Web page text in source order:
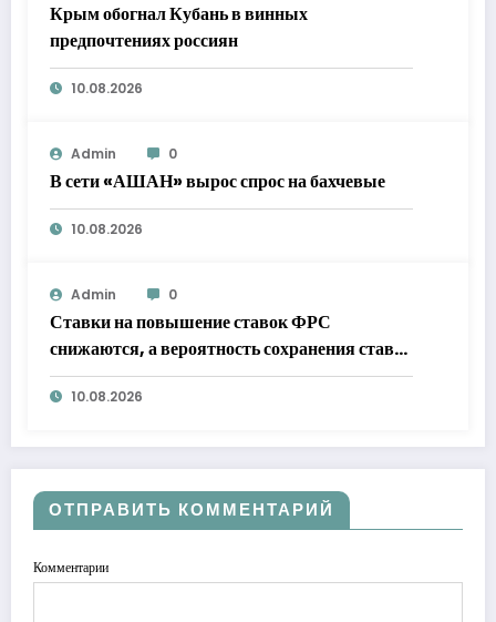
Крым обогнал Кубань в винных
предпочтениях россиян
10.08.2026
Admin 0
В сети «АШАН» вырос спрос на бахчевые
10.08.2026
Admin 0
Ставки на повышение ставок ФРС
снижаются, а вероятность сохранения ставок
на прежнем уровне в сентябре вырывается в
лидеры
10.08.2026
ОТПРАВИТЬ КОММЕНТАРИЙ
Комментарии